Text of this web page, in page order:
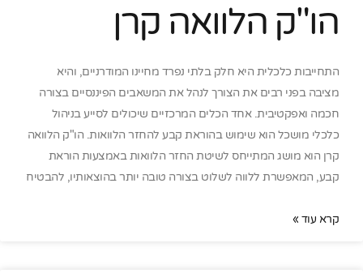
הו"ק הלוואה קרן
התחייבות כלכלית היא חלק בלתי נפרד מחיינו המודרניים, והיא
מציבה בפני רבים את הצורך לנהל את המשאבים הפיננסיים בצורה
חכמה ואפקטיבית. אחד הכלים המרכזיים שיכולים לסייע בניהול
כלכלי מושכל הוא שימוש בהוראת קבע להחזר הלוואות. הו"ק הלוואה
קרן הוא מושג המתייחס לשיטת החזר הלוואות באמצעות הוראת
קבע, המאפשרת ללווה לשלוט בצורה טובה יותר בהוצאותיו, להבטיח
קרא עוד »